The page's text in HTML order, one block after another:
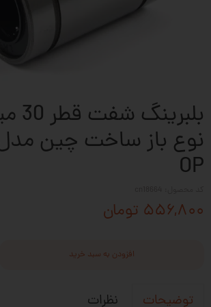
OP
۵۵۶,۸۰۰ تومان
افزودن به سبد خرید
توضیحات نظرات